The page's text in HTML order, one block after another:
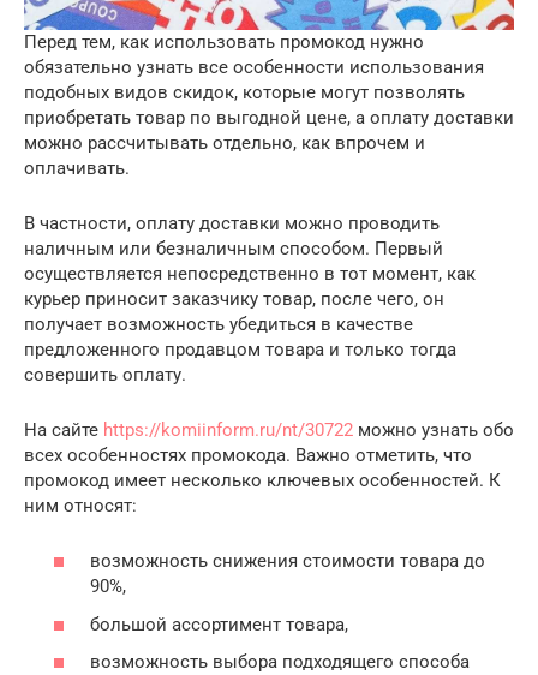
Перед тем, как использовать промокод нужно
обязательно узнать все особенности использования
подобных видов скидок, которые могут позволять
приобретать товар по выгодной цене, а оплату доставки
можно рассчитывать отдельно, как впрочем и
оплачивать.
В частности, оплату доставки можно проводить
наличным или безналичным способом. Первый
осуществляется непосредственно в тот момент, как
курьер приносит заказчику товар, после чего, он
получает возможность убедиться в качестве
предложенного продавцом товара и только тогда
совершить оплату.
На сайте https://komiinform.ru/nt/30722 можно узнать обо
всех особенностях промокода. Важно отметить, что
промокод имеет несколько ключевых особенностей. К
ним относят:
возможность снижения стоимости товара до
90%,
большой ассортимент товара,
возможность выбора подходящего способа